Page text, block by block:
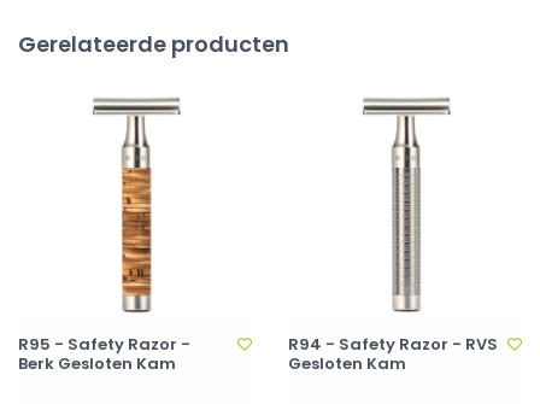
Gerelateerde producten
R95 - Safety Razor -
Berk Gesloten Kam
R94 - Safety Razor - RVS
Gesloten Kam